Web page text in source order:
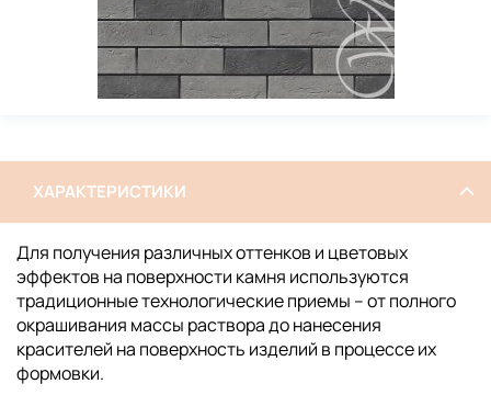
ХАРАКТЕРИСТИКИ
Для получения различных оттенков и цветовых
эффектов на поверхности камня используются
традиционные технологические приемы – от полного
окрашивания массы раствора до нанесения
красителей на поверхность изделий в процессе их
формовки.